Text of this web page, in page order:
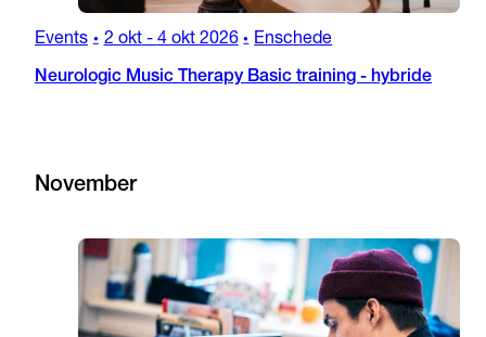
Events • 2 okt- 4 okt 2026 • Enschede
Neurologic Music Therapy Basic training - hybride
November